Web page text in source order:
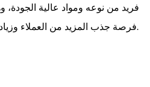
فريد من نوعه ومواد عالية الجودة،
فرصة جذب المزيد من العملاء وزيادة أرباحك مع شاحنة الطعام المريحة والجذابة هذه.